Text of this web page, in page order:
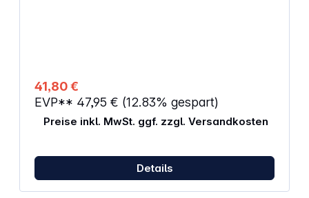
41,80 €
EVP** 47,95 € (12.83% gespart)
Preise inkl. MwSt. ggf. zzgl. Versandkosten
Details